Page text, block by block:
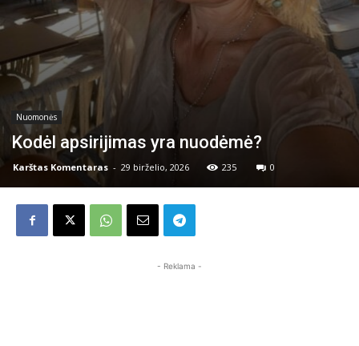
Nuomonės
Kodėl apsirijimas yra nuodėmė?
Karštas Komentaras - 29 birželio, 2026 235 0
- Reklama -